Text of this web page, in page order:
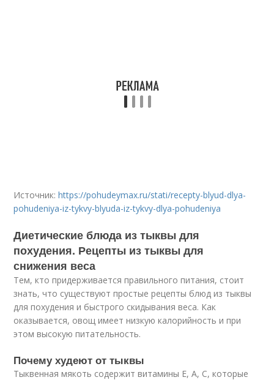
Источник:https://pohudeymax.ru/stati/recepty-blyud-dlya-
pohudeniya-iz-tykvy-blyuda-iz-tykvy-dlya-pohudeniya
Диетические блюда из тыквы для
похудения. Рецепты из тыквы для
снижения веса
Тем, кто придерживается правильного питания, стоит
знать, что существуют простые рецепты блюд из тыквы
для похудения и быстрого скидывания веса. Как
оказывается, овощ имеет низкую калорийность и при
этом высокую питательность.
Почему худеют от тыквы
Тыквенная мякоть содержит витамины Е, А, С, которые